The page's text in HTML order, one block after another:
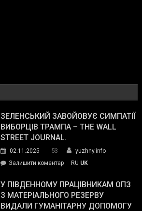
ЗЕЛЕНСЬКИЙ ЗАВОЙОВУЄ СИМПАТІЇ
ВИБОРЦІВ ТРАМПА – THE WALL
STREET JOURNAL.
02.11.2025 53
yuzhny.info
Залишити коментарon
завойовує
симпатії
виборців
RU UK
У ПІВДЕННОМУ ПРАЦІВНИКАМ ОПЗ
З МАТЕРІАЛЬНОГО РЕЗЕРВУ
ВИДАЛИ ГУМАНІТАРНУ ДОПОМОГУ